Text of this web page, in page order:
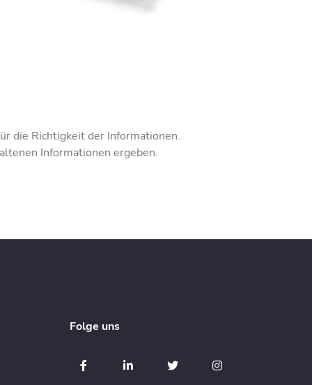
die Richtigkeit der Informationen.
Informationen ergeben.
Folge uns